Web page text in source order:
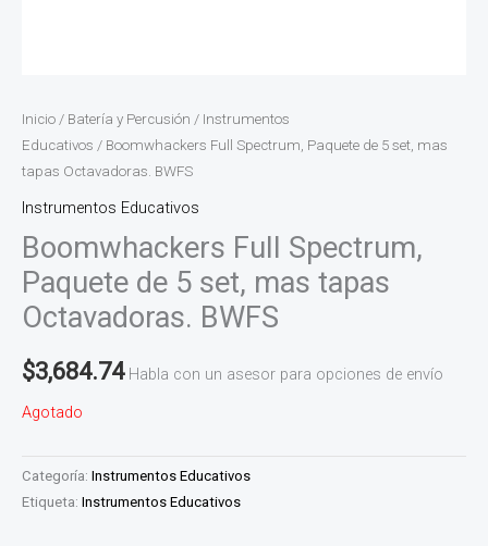
Inicio / Batería y Percusión / Instrumentos
Educativos / Boomwhackers Full Spectrum, Paquete de 5 set, mas
tapas Octavadoras. BWFS
Instrumentos Educativos
Boomwhackers Full Spectrum,
Paquete de 5 set, mas tapas
Octavadoras. BWFS
$3,684.74 Habla con un asesor para opciones de envío
Agotado
Categoría: Instrumentos Educativos
Etiqueta: Instrumentos Educativos